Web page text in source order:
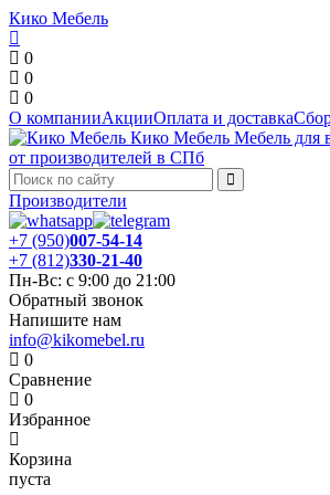
Кико Мебель
0
0
0
О компанииАкцииОплата и доставка
Кико Мебель Мебель для
от производителей в СПб
Производители
+7 (950)007-54-14
+7 (812)330-21-40
Пн-Вс: с 9:00 до 21:00
Обратный звонок
Напишите нам
info@kikomebel.ru
0
Сравнение
0
Избранное
Корзина
пуста